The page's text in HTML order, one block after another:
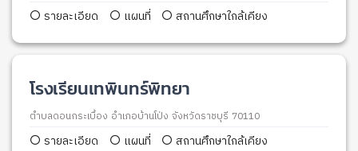
รายละเอียด แผนที่ สถานศึกษาใกล้เคียง
โรงเรียนเทพินทร์พิทยา
ตำบลดอนกระเบื้อง อำเภอบ้านโป่ง จังหวัดราชบุรี 70110
รายละเอียด แผนที่ สถานศึกษาใกล้เคียง